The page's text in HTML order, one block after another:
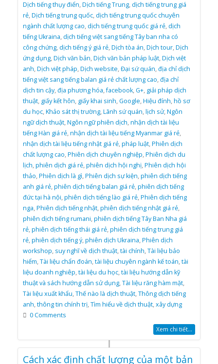
Dịch tiếng thụy điển,Dịch tiếng Trung,dịch tiếng trung giá
rẻ,Dịch tiếng trung quốc,dịch tiếng trung quốc chuyên
ngành chất lượng cao,dịch tiếng trung quốc giá rẻ,dịch
tiếng Ukraina,dịch tiếng việt sang tiếng Tây ban nha có
công chứng,dịch tiếng ý giá rẻ,Dịch tòa án,Dịch tour,Dịch
ứng dụng,Dịch văn bản,Dịch văn bản pháp luật,Dịch việt
anh,Dịch việt pháp,Dịch website,Đại sứ quán,địa chỉ dịch
tiếng việt sang tiếng balan giá rẻ chất lượng cao,địa chỉ
dịch tin cậy,địa phương hóa,facebook,G+, giải pháp dịch
thuật, giấy kết hôn, giấy khai sinh,Google,Hiệu đính,hồ sơ
du học,Khảo sát thị trường,Lãnh sứ quán,lịch sử,Ngôn
ngữ dịch thuật,Ngôn ngữ phiên dịch,nhận dịch tài liệu
tiếng Hàn giá rẻ,nhận dịch tài liệu tiếng Myanmar giá rẻ,
nhận dịch tài liệu tiếng nhật giá rẻ,pháp luật,Phiên dịch
chất lượng cao,Phiên dịch chuyên nghiệp,Phiên dịch du
lịch,phiên dịch giá rẻ,phiên dịch hội nghị,Phiên dịch hội
thảo,Phiên dịch là gì,Phiên dịch sự kiện,phiên dịch tiếng
anh giá rẻ,phiên dịch tiếng balan giá rẻ,phiên dịch tiếng
đức tại hà nội,phiên dịch tiếng lào giá rẻ,Phiên dịch tiếng
nga,Phiên dịch tiếng nhật,phiên dịch tiếng nhật giá rẻ,
phiên dịch tiếng rumani,phiên dịch tiếng Tây Ban Nha giá
rẻ,phiên dịch tiếng thái giá rẻ,phiên dịch tiếng trung giá
rẻ,phiên dịch tiếng ý,phiên dịch Ukraina,Phiên dịch
workshop, suy nghĩ về dịch thuật,tài chính,Tài liệu bảo
hiểm,Tài liệu chẩn đoán,tài liệu chuyên ngành kế toán,tài
liệu doanh nghiêp,tài liệu du học,tài liệu hướng dẫn kỹ
thuật và sách hướng dẫn sử dụng,Tài liệu răng hàm mặt,
Tài liệu xuất khẩu,Thế nào là dịch thuật,Thông dịch tiếng
anh,thông tin chính trị,Tìm hiểu về dịch thuật,xây dựng
0 Comments
Xem chi tiết...
Cách xác định chất lượng của một bản